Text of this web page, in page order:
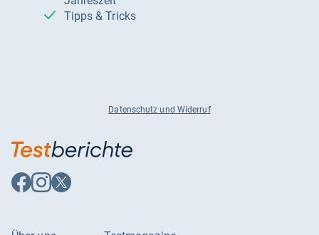
Tipps & Tricks
Datenschutz und Widerruf
Auf
Facebook
Auf
Instagram
Auf
X